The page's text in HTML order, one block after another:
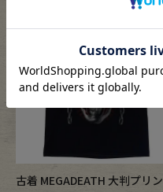
古着 MEGADEATH 大判プリン